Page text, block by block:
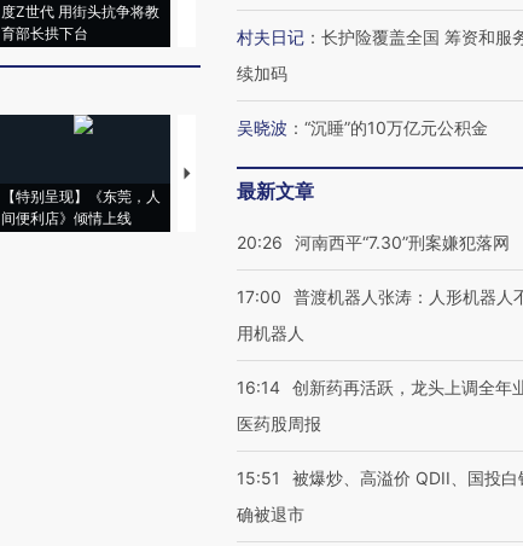
度Z世代 用街头抗争将教
育部长拱下台
机”？难民潮撕裂西班牙
飞地休达
128毫米 紧急转移近
4000人
【特别呈现】《东莞，人
间便利店》倾情上线
【推广】走进第四届链博
会，让数智科技“链”接产
村夫日记 ： 长护险覆盖全国 筹资和服
续加码
吴晓波 ： “沉睡”的10万亿元公积金
最新文章
20:26 河南西平“7.30”刑案嫌犯落网
17:00
普渡机器人张涛：人形机器人
用机器人
16:14 创新药再活跃，龙头上调全年
医药股周报
15:51
被爆炒、高溢价 QDII、国投白
确被退市